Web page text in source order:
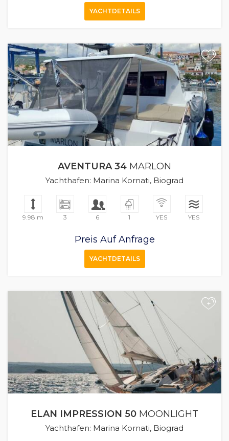
YACHTDETAILS
+
AVENTURA 34 MARLON
Yachthafen: Marina Kornati, Biograd
9.98 m 3 6 1 YES YES
Preis Auf Anfrage
YACHTDETAILS
+
ELAN IMPRESSION 50 MOONLIGHT
Yachthafen: Marina Kornati, Biograd